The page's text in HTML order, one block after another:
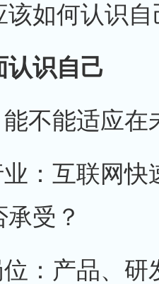
该如何认识
认识自己
不能适应
：互联网
受？
：产品、